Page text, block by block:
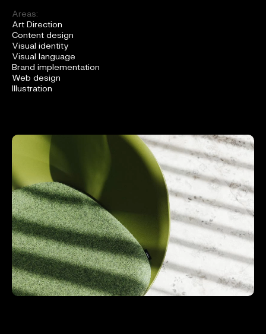
Areas:
Art Direction
Content design
Visual identity
Visual language
Brand implementation
Web design
Illustration